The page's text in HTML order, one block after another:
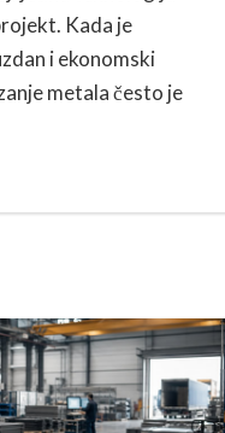
Kada je
i ekonomski
metala često je